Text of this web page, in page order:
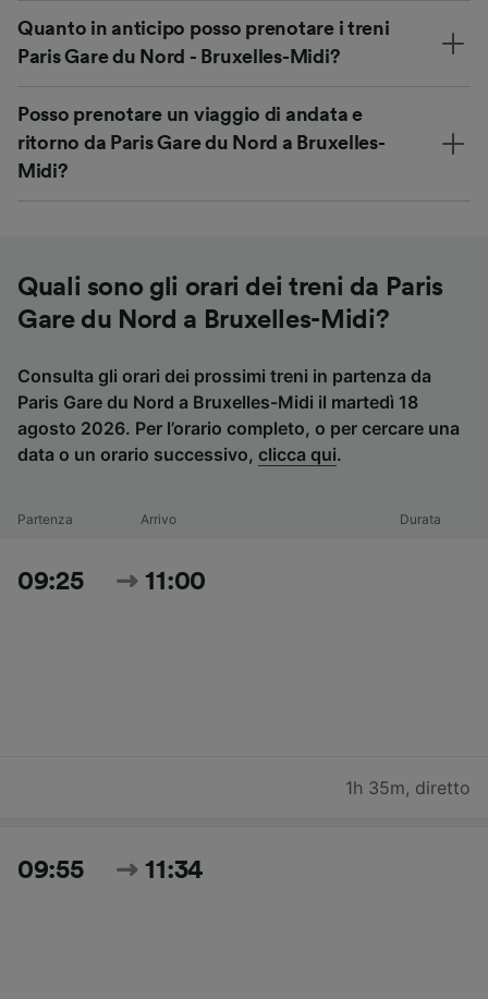
Quanto in anticipo posso prenotare i treni
Paris Gare du Nord - Bruxelles-Midi?
Posso prenotare un viaggio di andata e
ritorno da Paris Gare du Nord a Bruxelles-
Midi?
Quali sono gli orari dei treni da Paris
Gare du Nord a Bruxelles-Midi?
Consulta gli orari dei prossimi treni in partenza da
Paris Gare du Nord a Bruxelles-Midi il martedì 18
agosto 2026. Per l’orario completo, o per cercare una
data o un orario successivo, clicca qui.
Partenza Arrivo Durata
09:25 11:00
1h 35m, diretto
09:55 11:34